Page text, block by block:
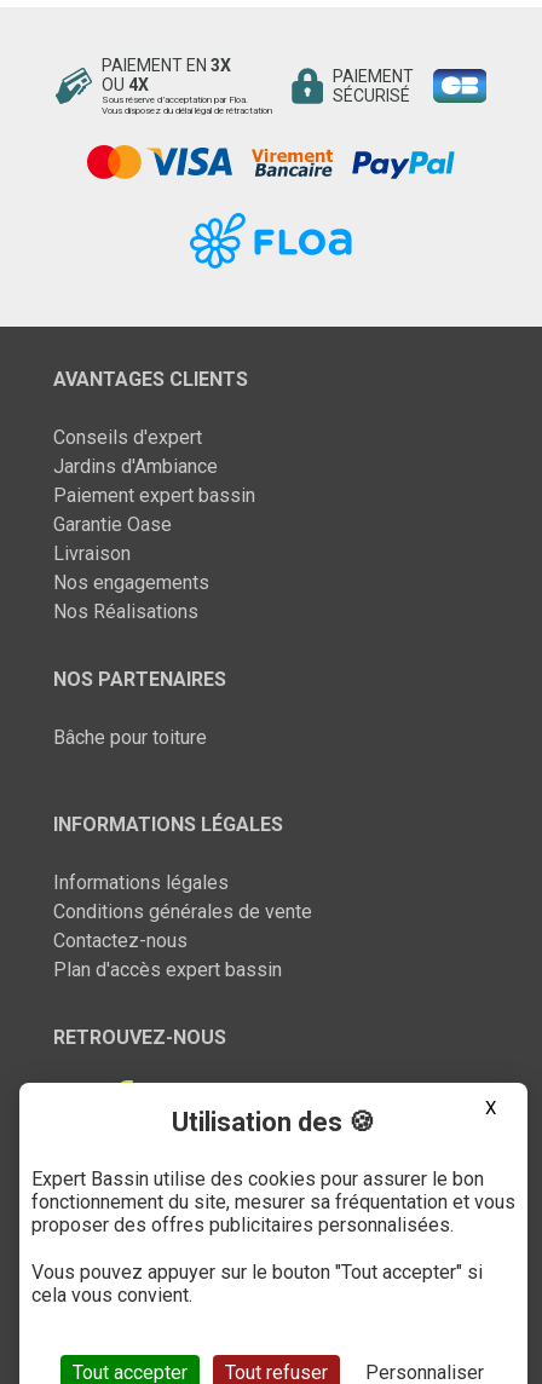
PAIEMENT EN 3X
OU 4X
Sous réserve d’acceptation par Floa.
Vous disposez du délai légal de rétractation
PAIEMENT
SÉCURISÉ
AVANTAGES CLIENTS
Conseils d'expert
Jardins d'Ambiance
Paiement expert bassin
Garantie Oase
Livraison
Nos engagements
Nos Réalisations
NOS PARTENAIRES
Bâche pour toiture
INFORMATIONS LÉGALES
Informations légales
Conditions générales de vente
Contactez-nous
Plan d'accès expert bassin
RETROUVEZ-NOUS
SERVICE CLIENT
03 27 89 21 52
Du mardi au samedi
X
Utilisation des 🍪
Expert Bassin utilise des cookies pour assurer le bon
fonctionnement du site, mesurer sa fréquentation et vous
proposer des offres publicitaires personnalisées.
Vous pouvez appuyer sur le bouton "Tout accepter" si
cela vous convient.
Tout accepter Tout refuser Personnaliser